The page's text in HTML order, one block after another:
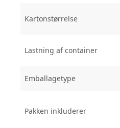
Kartonstørrelse
Lastning af container
Emballagetype
Pakken inkluderer